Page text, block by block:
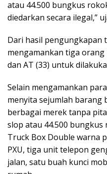
atau 44.500 bungkus
diedarkan secara ilegal,”
Dari hasil pengungkapan
mengamankan tiga orang
dan AT (33) untuk
Selain mengamankan
menyita sejumlah
berbagai merek tanpa
slop atau 44.500
Truck Box Double warna
PXU, tiga unit telepon
jalan, satu buah kunci